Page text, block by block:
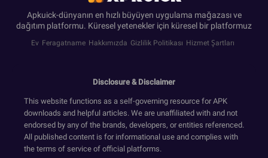
Apkuick-dünyanın en hızlı büyüyen uygulama mağazası ve
dağıtım platformu. Küresel yetenekler için küresel bir platformuz
Ev Feragatname Hakkımızda Gizlilik Politikası Hizmet Şartları
Disclosure & Disclaimer
This website functions as a self-governing resource for APK
downloads and helpful articles. We are unaffiliated with and not
endorsed by any of the brands, developers, or entities referenced.
All published content is for informational use and complies with
the terms of service of official platforms.